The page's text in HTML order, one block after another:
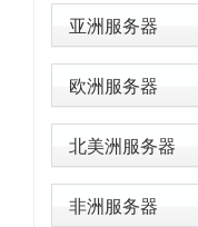
亚洲服务器
欧洲服务器
北美洲服务器
非洲服务器